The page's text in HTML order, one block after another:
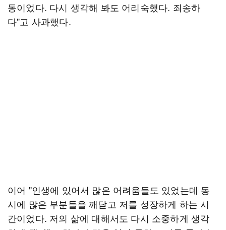
동이었다. 다시 생각해 봐도 어리숙했다. 죄송하
다"고 사과했다.
이어 "인생에 있어서 많은 어려움들도 있었는데 동
시에 많은 부분들을 깨닫고 저를 성장하게 하는 시
간이었다. 저의 삶에 대해서도 다시 소중하게 생각